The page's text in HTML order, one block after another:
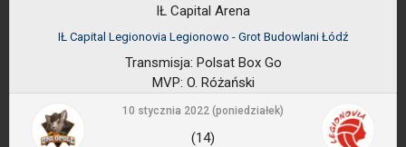
IŁ Capital Arena
IŁ Capital Legionovia Legionowo - Grot Budowlani Łódź
Transmisja: Polsat Box Go
MVP: O. Różański
10 stycznia 2022 (poniedziałek)
(14)